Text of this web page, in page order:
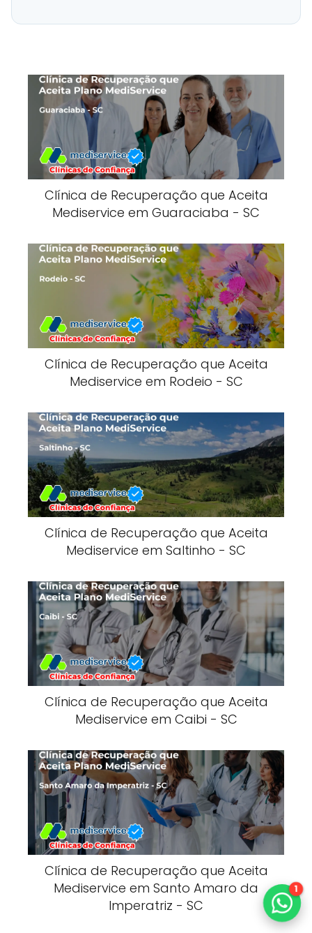
Clínica de Recuperação que Aceita
Mediservice em Guaraciaba - SC
Clínica de Recuperação que Aceita
Mediservice em Rodeio - SC
Clínica de Recuperação que Aceita
Mediservice em Saltinho - SC
Clínica de Recuperação que Aceita
Mediservice em Caibi - SC
Clínica de Recuperação que Aceita
Mediservice em Santo Amaro da
Imperatriz - SC
1